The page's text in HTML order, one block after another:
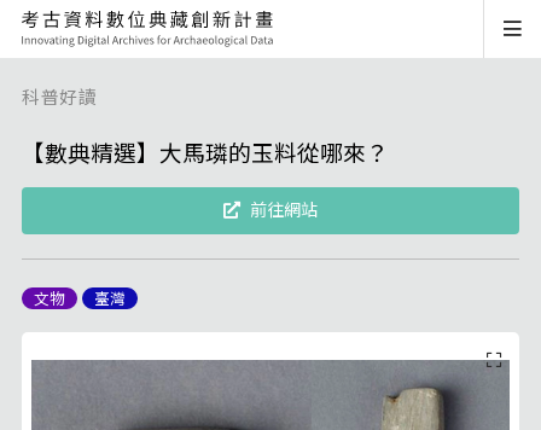
科普好讀
【數典精選】大馬璘的玉料從哪來？
前往網站
文物 臺灣